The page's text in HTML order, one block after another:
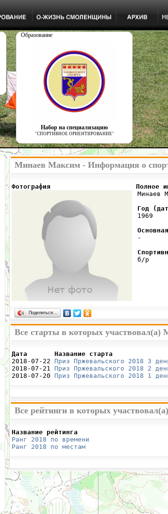
Образование
Набор на специализацию
"СПОРТИВНОЕ ОРИЕНТИРОВАНИЕ"
Минаев Максим - Информация о
Фотография                      Полное
Минаев
Год
1969
-
б/р
Поделиться…
Все старты в которых
Дата       Название старта
2018-07-22 Приз Пржевальского 2018 3
2018-07-21 Приз Пржевальского 2018 2
2018-07-20 Приз Пржевальского 2018 1
Все рейтинги в которых
Название рейтинга
Ранг 2018 по времени
Ранг 2018 по местам